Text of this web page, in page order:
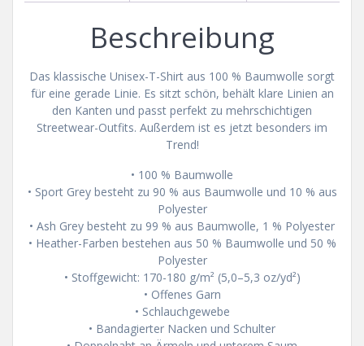
Beschreibung
Das klassische Unisex-T-Shirt aus 100 % Baumwolle sorgt
für eine gerade Linie. Es sitzt schön, behält klare Linien an
den Kanten und passt perfekt zu mehrschichtigen
Streetwear-Outfits. Außerdem ist es jetzt besonders im
Trend!
• 100 % Baumwolle
• Sport Grey besteht zu 90 % aus Baumwolle und 10 % aus
Polyester
• Ash Grey besteht zu 99 % aus Baumwolle, 1 % Polyester
• Heather-Farben bestehen aus 50 % Baumwolle und 50 %
Polyester
• Stoffgewicht: 170-180 g/m² (5,0–5,3 oz/yd²)
• Offenes Garn
• Schlauchgewebe
• Bandagierter Nacken und Schulter